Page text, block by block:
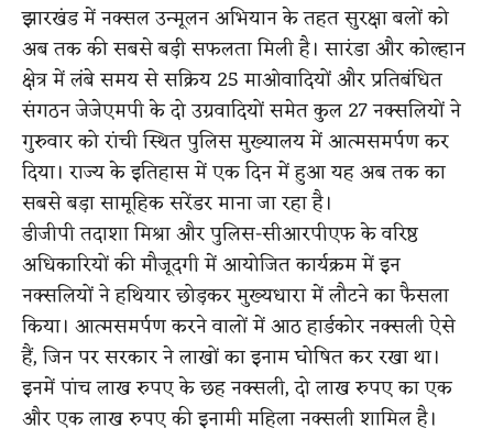
झारखंड में नक्सल उन्मूलन अभियान के तहत सुरक्षा बलों को
अब तक की सबसे बड़ी सफलता मिली है। सारंडा और कोल्हान
क्षेत्र में लंबे समय से सक्रिय 25 माओवादियों और प्रतिबंधित
संगठन जेजेएमपी के दो उग्रवादियों समेत कुल 27 नक्सलियों ने
गुरुवार को रांची स्थित पुलिस मुख्यालय में आत्मसमर्पण कर
दिया। राज्य के इतिहास में एक दिन में हुआ यह अब तक का
सबसे बड़ा सामूहिक सरेंडर माना जा रहा है।
डीजीपी तदाशा मिश्रा और पुलिस-सीआरपीएफ के वरिष्ठ
अधिकारियों की मौजूदगी में आयोजित कार्यक्रम में इन
नक्सलियों ने हथियार छोड़कर मुख्यधारा में लौटने का फैसला
किया। आत्मसमर्पण करने वालों में आठ हार्डकोर नक्सली ऐसे
हैं, जिन पर सरकार ने लाखों का इनाम घोषित कर रखा था।
इनमें पांच लाख रुपए के छह नक्सली, दो लाख रुपए का एक
और एक लाख रुपए की इनामी महिला नक्सली शामिल है।